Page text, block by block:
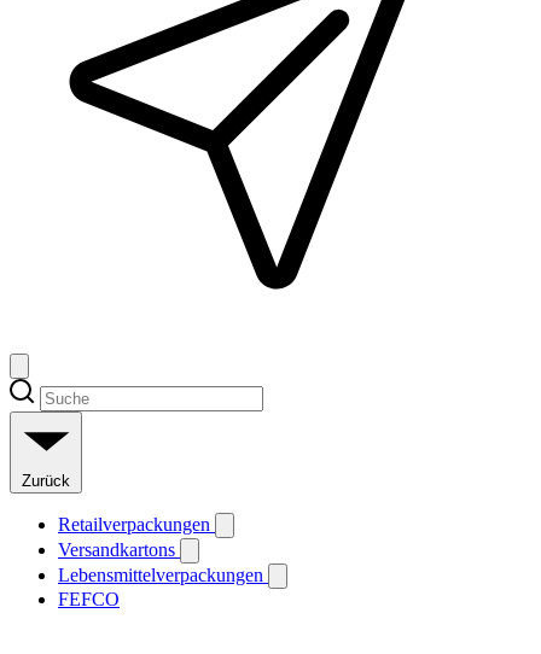
Zurück
Retailverpackungen
Versandkartons
Lebensmittelverpackungen
FEFCO